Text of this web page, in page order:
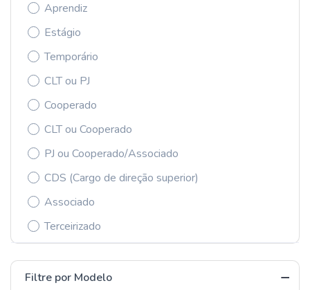
Aprendiz
Estágio
Temporário
CLT ou PJ
Cooperado
CLT ou Cooperado
PJ ou Cooperado/Associado
CDS (Cargo de direção superior)
Associado
Terceirizado
Filtre por Modelo